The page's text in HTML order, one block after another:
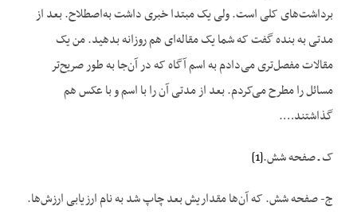
برداشت‌های کلی است. ولی یک مبتدا خبری داشت به‌اصطلاح. بعد از
مدتی به بنده گفت که شما یک مقاله‌ای هم روزانه بدهید. من یک
مقالات مفصل‌تری می‌دادم به اسم آگاه که در آن‌جا به طور صریح‌تر
مسائل را مطرح می‌کردم. بعد از مدتی آن را با اسم و با عکس هم
گذاشتند….
ک ـ صفحه شش.[1]
ج- صفحه شش. که آن‌ها مقداریش بعد چاپ شد به نام ارزیابی ارزش‌ها.